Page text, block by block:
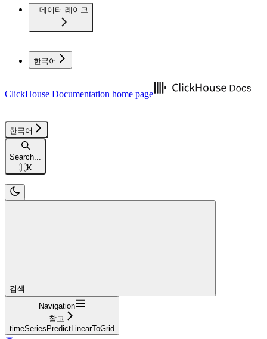
데이터 레이크
한국어
ClickHouse Documentation home page
한국어
Search...
⌘K
검색...
Navigation
참고
timeSeriesPredictLinearToGrid